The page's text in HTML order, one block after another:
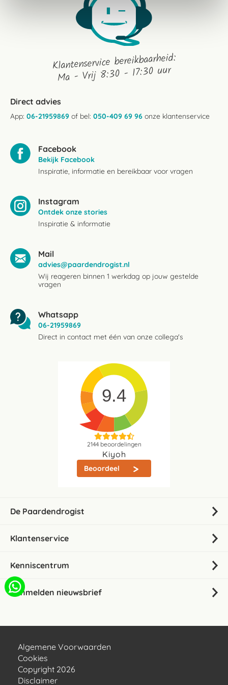
Klantenservice bereikbaarheid:
Ma - Vrij 8:30 - 17:30 uur
Direct advies
App: 06-21959869 of bel: 050-409 69 96 onze klantenservice
Facebook
Bekijk Facebook
Inspiratie, informatie en bereikbaar voor vragen
Instagram
Ontdek onze stories
Inspiratie & informatie
Mail
advies@paardendrogist.nl
Wij reageren binnen 1 werkdag op jouw gestelde
vragen
Whatsapp
06-21959869
Direct in contact met één van onze collega's
9.4
2144beoordelingen
Kiyoh
Beoordeel
De Paardendrogist
Klantenservice
Kenniscentrum
Aanmelden nieuwsbrief
Algemene Voorwaarden
Cookies
Copyright 2026
Disclaimer